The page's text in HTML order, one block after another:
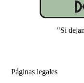
"Si
Páginas legales